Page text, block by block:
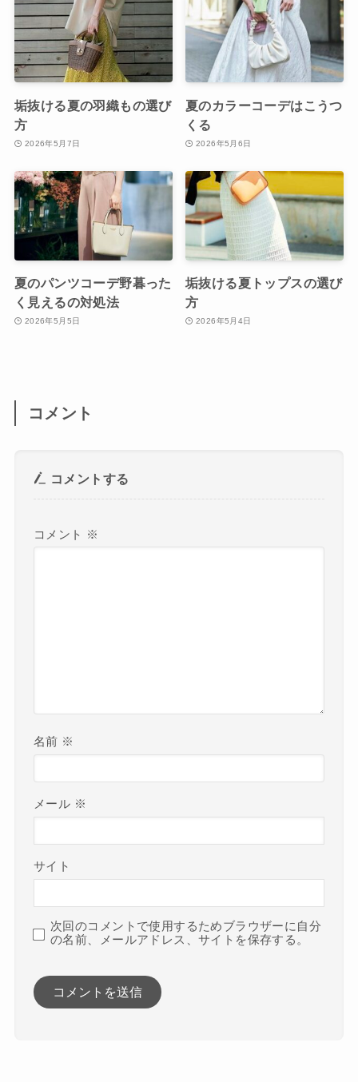
垢抜ける夏の羽織もの選び
方
2026年5月7日
夏のカラーコーデはこうつ
くる
2026年5月6日
夏のパンツコーデ野暮った
く見えるの対処法
2026年5月5日
垢抜ける夏トップスの選び
方
2026年5月4日
コメント
コメントする
コメント ※
名前 ※
メール ※
サイト
次回のコメントで使用するためブラウザーに自分
の名前、メールアドレス、サイトを保存する。